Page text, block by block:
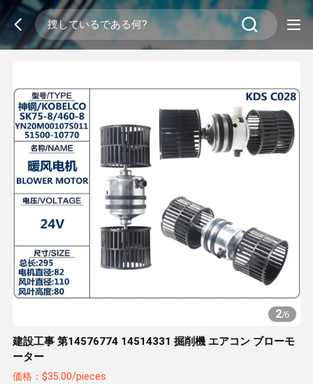
2/6
建設工事 第14576774 14514331 掘削機 エアコン ブローモ
ーター
価格：$35.00/pieces